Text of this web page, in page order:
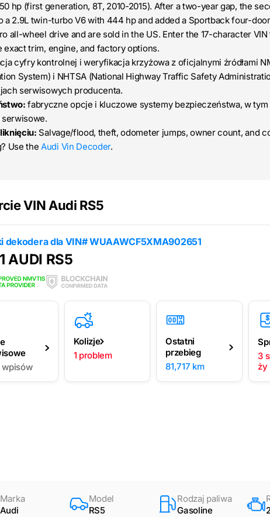
hp (first generation, 8T, 2010-2015). After a two-year gap, the
a 2.9L twin-turbo V6 with 444 hp and added a Sportback four-
all-wheel drive and are sold in the US. Enter the 17-character
exact trim, engine, and factory options.
cyfry kontrolnej i weryfikacja krzyżowa z oficjalnymi źródłami
System) i NHTSA (National Highway Traffic Safety
serwisowych producenta.
fabryczne opcje i kluczowe systemy bezpieczeństwa, w tym
Salvage/flood, theft, odometer jumps, owner count, and
Use theAudi Vin Decoder.
VIN Audi RS5
dekodera dlaVIN# WUAAWCF5XMA902651
AUDI RS5
wpisów
Kolizje
1 problem
Ostatni
przebieg
81,717 km
3
ży
Marka
Audi
Model
RS5
Rodzaj paliwa
Gasoline